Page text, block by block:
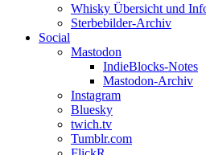
Whisky Übersicht und
Sterbebilder-Archiv
Social
Mastodon
IndieBlocks-Notes
Mastodon-Archiv
Instagram
Bluesky
twich.tv
Tumblr.com